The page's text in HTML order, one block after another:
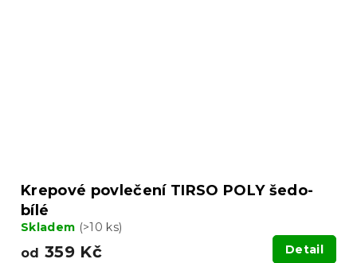
Krepové povlečení TIRSO POLY šedo-
bílé
Skladem (>10 ks)
od 359 Kč Detail